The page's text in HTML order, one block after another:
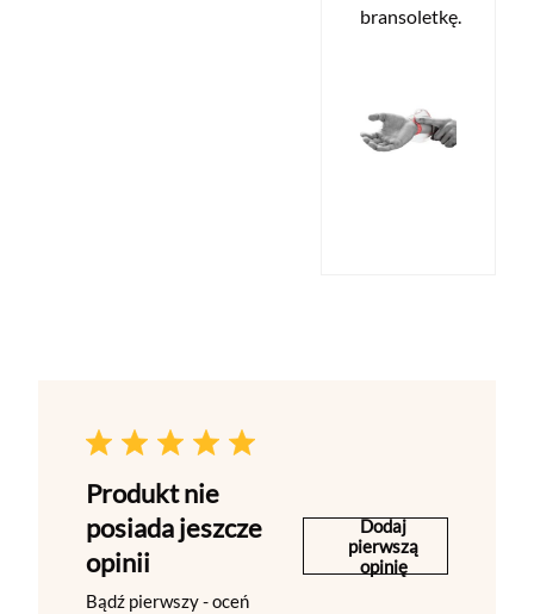
bransoletkę.
Produkt nie
posiada jeszcze
opinii
Bądź pierwszy - oceń
Dodaj
pierwszą
opinię